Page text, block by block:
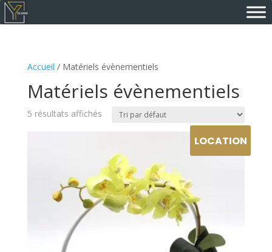
Accueil / Matériels évènementiels
Matériels évènementiels
5 résultats affichés
LOCATION